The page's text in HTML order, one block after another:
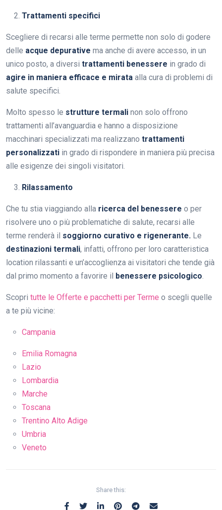
Trattamenti specifici
Scegliere di recarsi alle terme permette non solo di godere
delle acque depurative ma anche di avere accesso, in un
unico posto, a diversi trattamenti benessere in grado di
agire in maniera efficace e mirata alla cura di problemi di
salute specifici.
Molto spesso le strutture termali non solo offrono
trattamenti all’avanguardia e hanno a disposizione
macchinari specializzati ma realizzano trattamenti
personalizzati in grado di rispondere in maniera più precisa
alle esigenze dei singoli visitatori.
Rilassamento
Che tu stia viaggiando alla ricerca del benessere o per
risolvere uno o più problematiche di salute, recarsi alle
terme renderà il soggiorno curativo e rigenerante. Le
destinazioni termali, infatti, offrono per loro caratteristica
location rilassanti e un’accoglienza ai visitatori che tende già
dal primo momento a favorire il benessere psicologico
Scopri tutte le Offerte e pacchetti per Terme o scegli quelle
a te più vicine:
Campania
Emilia Romagna
Lazio
Lombardia
Marche
Toscana
Trentino Alto Adige
Umbria
Veneto
Share this: